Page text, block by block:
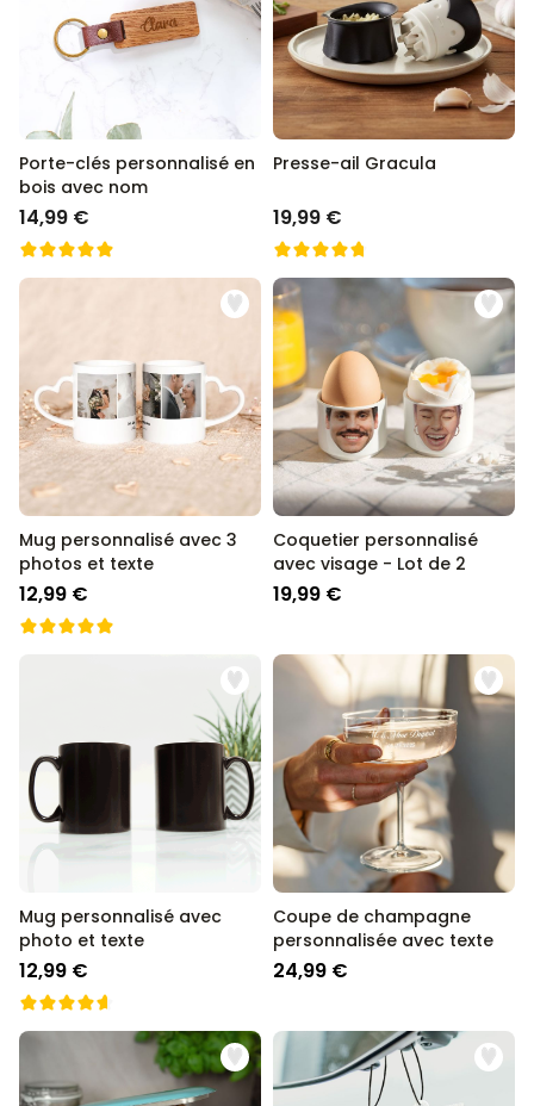
Porte-clés personnalisé en
bois avec nom
14,99 €
Presse-ail Gracula
19,99 €
Mug personnalisé avec 3
photos et texte
12,99 €
Coquetier personnalisé
avec visage - Lot de 2
19,99 €
Mug personnalisé avec
photo et texte
12,99 €
Coupe de champagne
personnalisée avec texte
24,99 €